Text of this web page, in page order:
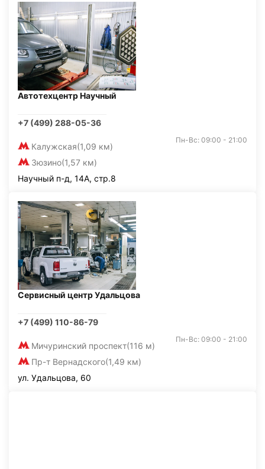
Автотехцентр Научный
+7 (499) 288-05-36
Калужская(1,09 км)
Зюзино(1,57 км)
Пн-Вс: 09:00 - 21:00
Научный п-д, 14А, стр.8
Сервисный центр Удальцова
+7 (499) 110-86-79
Мичуринский проспект(116 м)
Пр-т Вернадского(1,49 км)
Пн-Вс: 09:00 - 21:00
ул. Удальцова, 60